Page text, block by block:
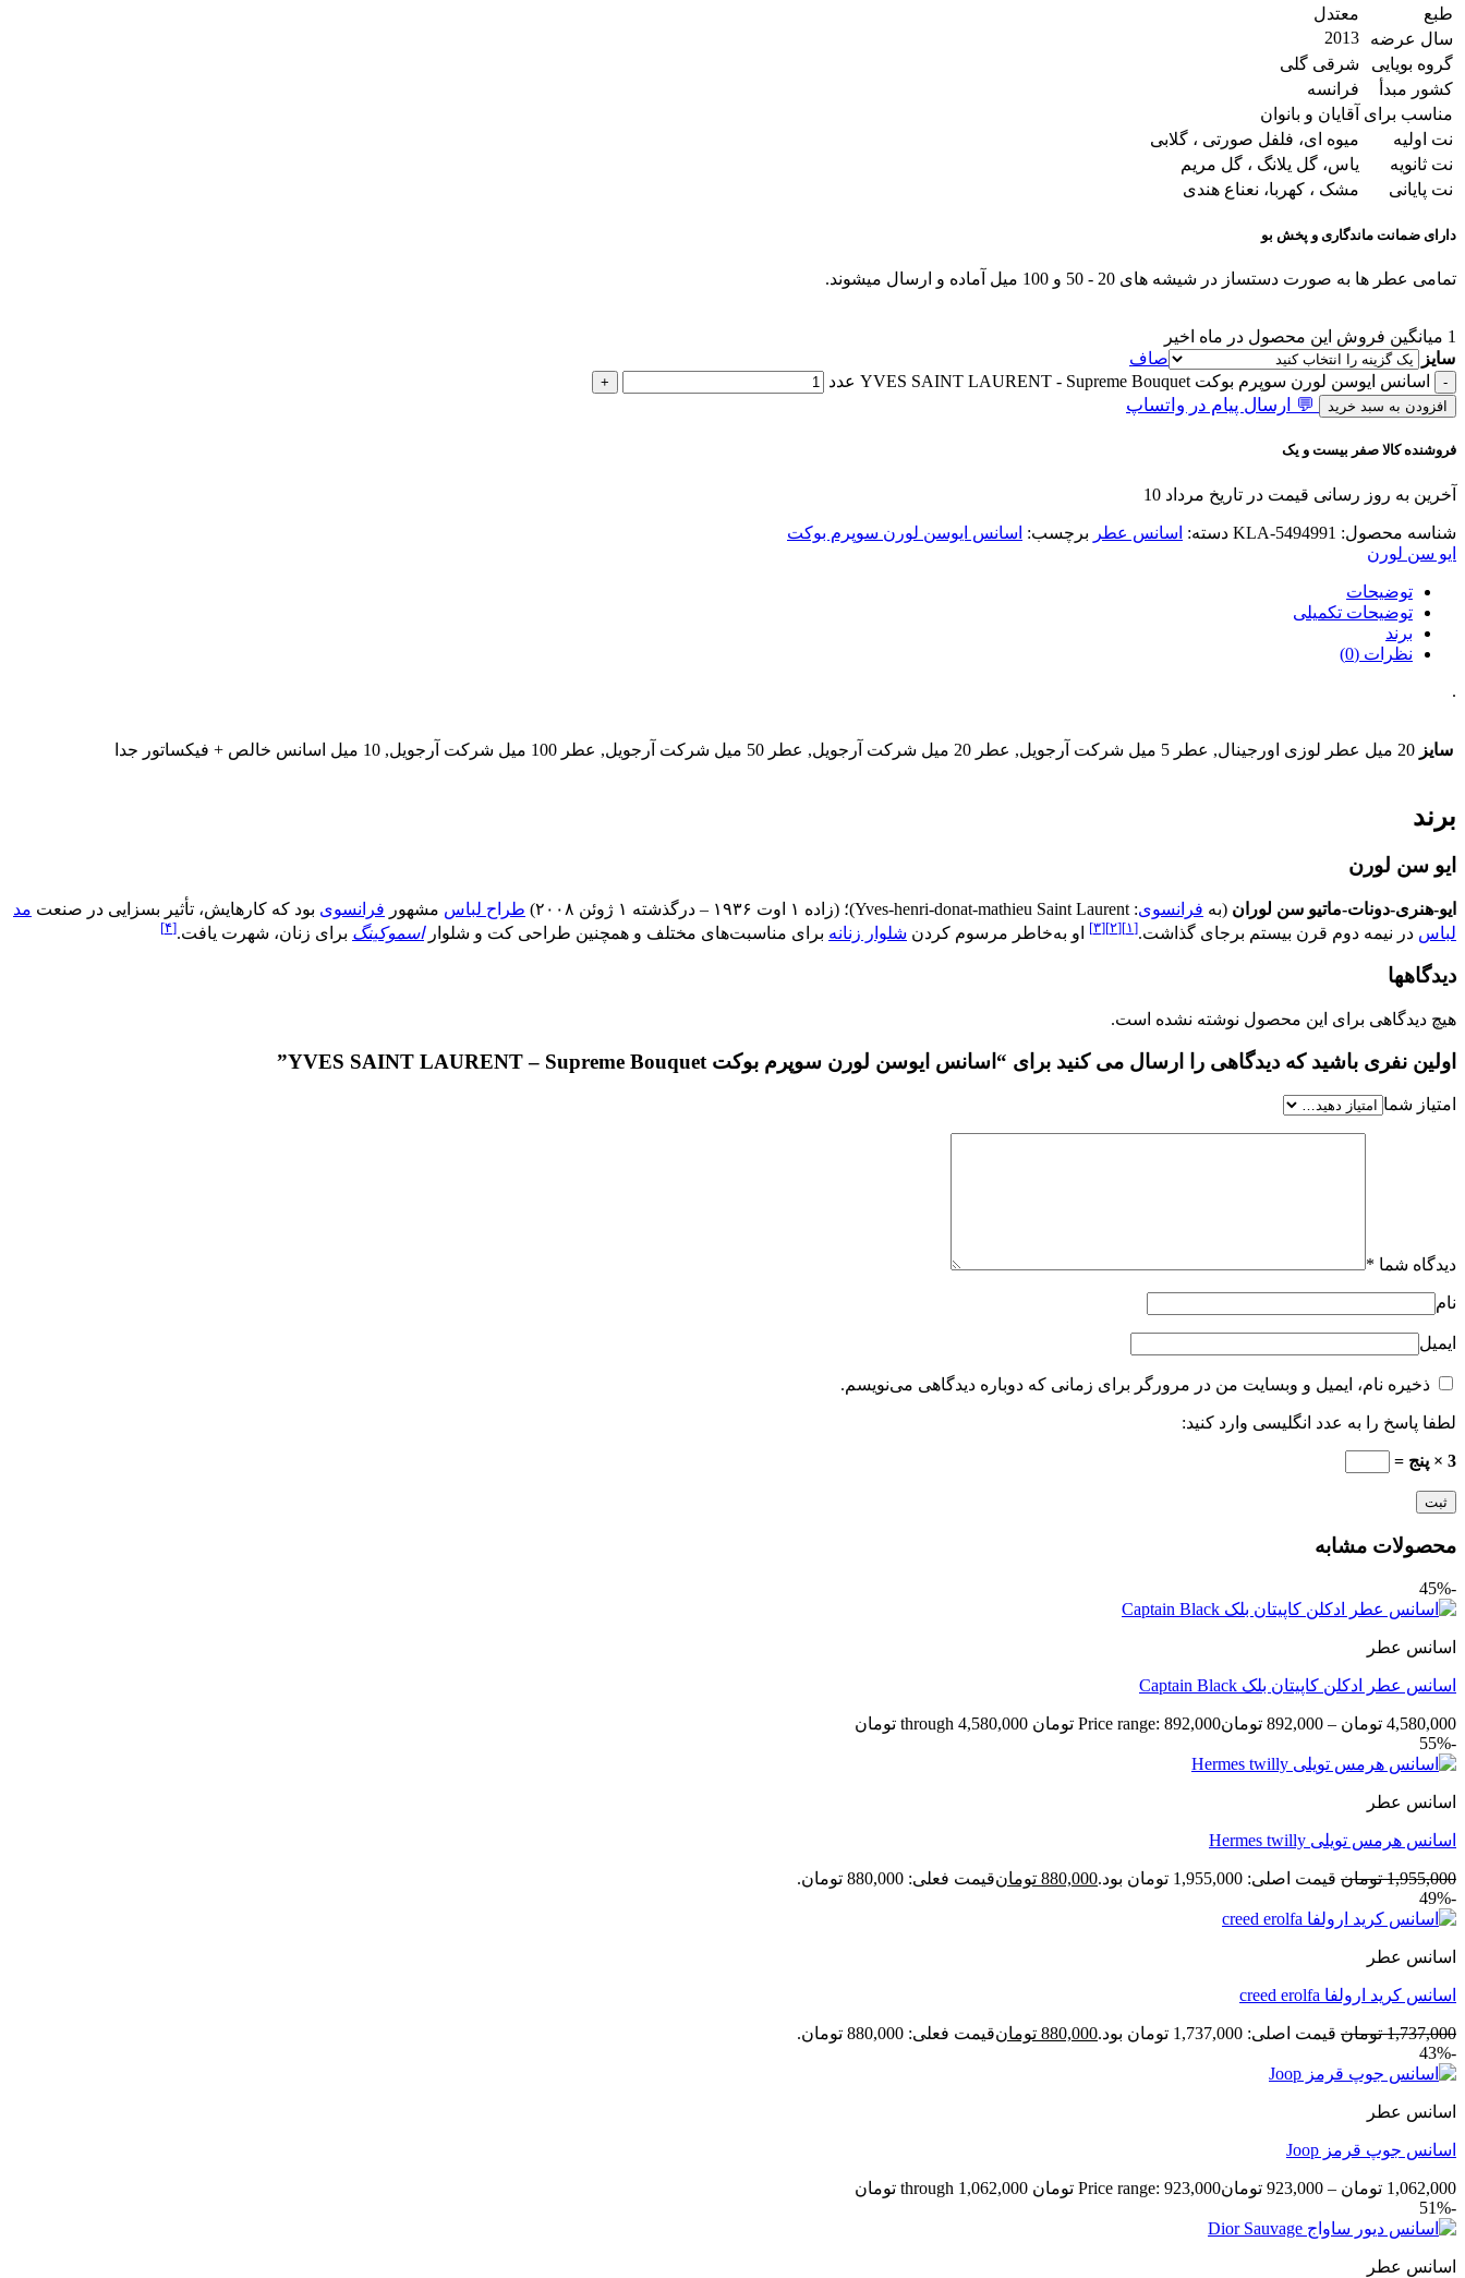
طبع
معتدل
سال عرضه
2013
گروه بویایی
شرقی گلی
کشور مبدأ
فرانسه
مناسب برای آقایان و بانوان
نت اولیه
میوه ای، فلفل صورتی ، گلابی
نت ثانویه
یاس، گل یلانگ ، گل مریم
نت پایانی
مشک ، کهربا، نعناع هندی
دارای ضمانت ماندگاری و پخش بو
تمامی عطر ها به صورت دستساز در شیشه های 20 - 50 و 100 میل آماده و ارسال میشوند.
1 میانگین فروش این محصول در ماه اخیر
سایز
صاف
اسانس ایوسن لورن سوپرم بوکت YVES SAINT LAURENT - Supreme Bouquet عدد
افزودن به سبد خرید 💬 ارسال پیام در واتساپ
فروشنده کالا صفر بیست و یک
آخرین به روز رسانی قیمت در تاریخ مرداد 10
شناسه محصول: KLA-5494991 دسته: اسانس عطر برچسب: اسانس ایوسن لورن سوپرم بوکت
ایو سن لورن
توضیحات
توضیحات تکمیلی
برند
نظرات (0)
.
سایز 20 میل عطر لوزی اورجینال, عطر 5 میل شرکت آرجویل, عطر 20 میل شرکت آرجویل, عطر 50 میل شرکت آرجویل, عطر 100 میل شرکت آرجویل, 10 میل اسانس خالص + فیکساتور جدا
برند
ایو سن لورن
ایو-هنری-دونات-ماتیو سن لوران (به فرانسوی:
Yves-henri-donat-mathieu Saint Laurent)؛ (زاده ۱ اوت ۱۹۳۶ – درگذشته ۱ ژوئن ۲۰۰۸) طراح لباس مشهور فرانسوی بود که کارهایش، تأثیر بسزایی در صنعت مد
لباس در نیمه دوم قرن بیستم برجای گذاشت.[۱] [۲] [۳] او به‌خاطر مرسوم کردن شلوار زنانه برای مناسبت‌های مختلف و همچنین طراحی کت و شلواراسموکینگ برای زنان، شهرت یافت.[۴]
دیدگاهها
هیچ دیدگاهی برای این محصول نوشته نشده است.
اولین نفری باشید که دیدگاهی را ارسال می کنید برای “اسانس ایوسن لورن سوپرم بوکت YVES SAINT LAURENT – Supreme Bouquet”
امتیاز شما
دیدگاه شما *
نام
ایمیل
ذخیره نام، ایمیل و وبسایت من در مرورگر برای زمانی که دوباره دیدگاهی می‌نویسم.
لطفا پاسخ را به عدد انگلیسی وارد کنید:
3 × پنج =
محصولات مشابه
-45%
اسانس عطر
اسانس عطر ادکلن کاپیتان بلک Captain Black
4,580,000 تومان –
892,000 تومانPrice range: 892,000 تومان through 4,580,000 تومان
-55%
اسانس عطر
اسانس هرمس تویلی Hermes twilly
1,955,000 تومان قیمت اصلی: 1,955,000 تومان بود. 880,000 تومانقیمت فعلی: 880,000 تومان.
-49%
اسانس عطر
اسانس کرید ارولفا creed erolfa
1,737,000 تومان قیمت اصلی: 1,737,000 تومان بود. 880,000 تومانقیمت فعلی: 880,000 تومان.
-43%
اسانس عطر
اسانس جوپ قرمز Joop
1,062,000 تومان –
923,000 تومانPrice range: 923,000 تومان through 1,062,000 تومان
-51%
اسانس عطر